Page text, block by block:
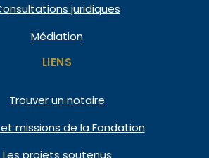
juridiques
Médiation
LIENS
Trouver un notaire
missions de la Fondation
Les projets soutenus